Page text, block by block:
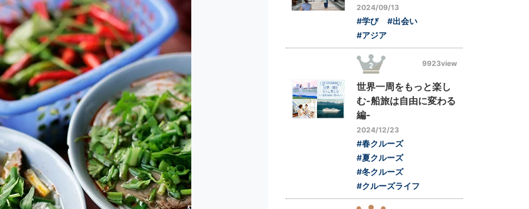
2024/09/13
#学び
#出会い
#アジア
9923view
世界一周をもっと楽し
む-船旅は自由に変わる
編-
2024/12/23
#春クルーズ
#夏クルーズ
#冬クルーズ
#クルーズライフ